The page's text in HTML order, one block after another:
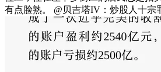
有点脸熟。 @贝吉塔IV：炒股人十宗